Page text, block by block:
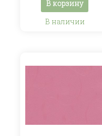
В корзину
В наличии